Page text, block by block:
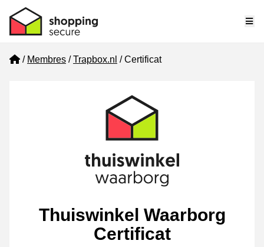
Home
Membres Trapbox.nl Certificat
Thuiswinkel Waarborg
Certificat